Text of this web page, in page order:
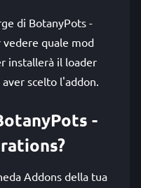
di BotanyPots -
quale mod
installerà il loader
scelto l'addon.
-
Addons della tua